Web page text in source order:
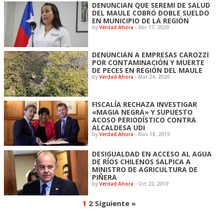
DENUNCIAN QUE SEREMI DE SALUD
DEL MAULE COBRÓ DOBLE SUELDO
EN MUNICIPIO DE LA REGIÓN
byVerdad Ahora - Abr 17, 2020
DENUNCIAN A EMPRESAS CAROZZI
POR CONTAMINACIÓN Y MUERTE
DE PECES EN REGIÓN DEL MAULE
byVerdad Ahora - Mar 24, 2020
FISCALÍA RECHAZA INVESTIGAR
«MAGIA NEGRA» Y SUPUESTO
ACOSO PERIODÍSTICO CONTRA
ALCALDESA UDI
byVerdad Ahora - Nov 18, 2019
DESIGUALDAD EN ACCESO AL AGUA
DE RÍOS CHILENOS SALPICA A
MINISTRO DE AGRICULTURA DE
PIÑERA
byVerdad Ahora - Oct 22, 2019
1 2 Siguiente »